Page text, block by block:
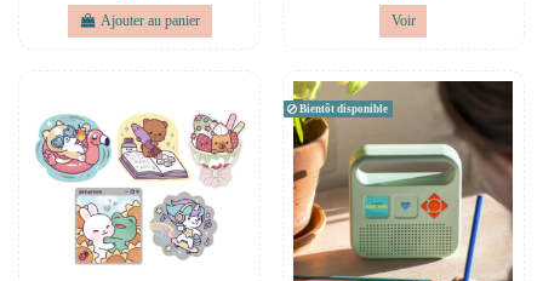
Ajouter au panier Voir
Bientôt disponible